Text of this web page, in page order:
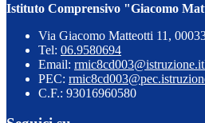
Istituto Comprensivo "Giacomo
Via Giacomo Matteotti 11,
Tel: 06.9580694
Email: rmic8cd003@istruzione.it
PEC:
C.F.: 93016960580